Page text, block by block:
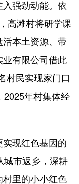
强劲动能。依
高滩村将研学课
本土资源、带
有限公司借此
村民实现家门口
2025年村集体经
现红色基因的
城市返乡，深耕
里的小小红色